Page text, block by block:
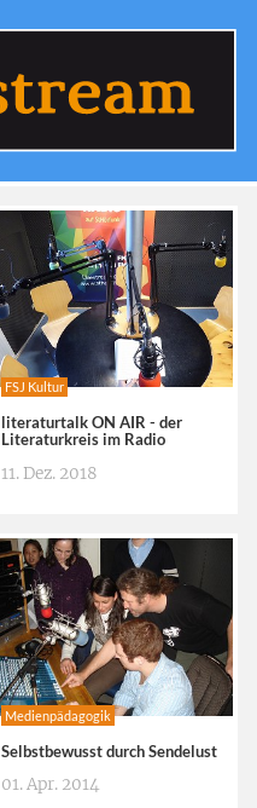
FSJ Kultur
literaturtalk ON AIR - der
Literaturkreis im Radio
11. Dez. 2018
Medienpädagogik
Selbstbewusst durch Sendelust
01. Apr. 2014